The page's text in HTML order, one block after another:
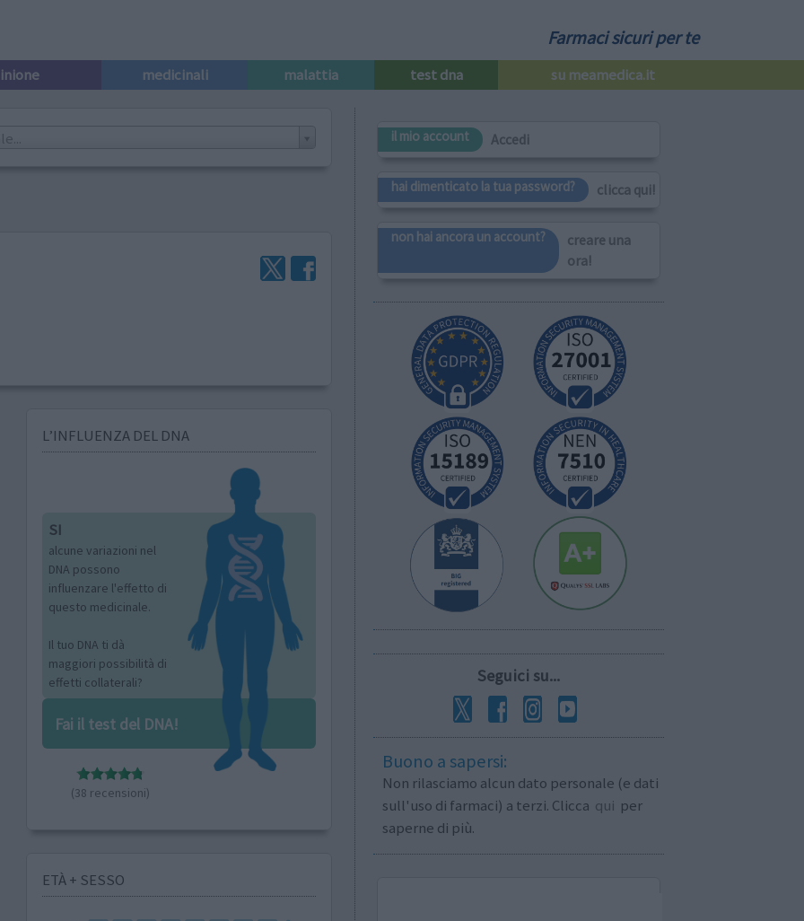
Farmaci sicuri per te
medicinali malattia test dna su meamedica.it
L’INFLUENZA DEL DNA
SI
alcune variazioni nel
DNA possono
influenzare l'effetto di
questo medicinale.
Il tuo DNA ti dà
maggiori possibilità di
effetti collaterali?
Fai il test del DNA!
(38 recensioni)
ETÀ + SESSO
il mio account Accedi
hai dimenticato la tua password? clicca qui!
non hai ancora un account?
creare una
ora!
Seguici su...
Buono a sapersi:
Non rilasciamo alcun dato personale (e dati
sull'uso di farmaci) a terzi. Clicca qui per
saperne di più.